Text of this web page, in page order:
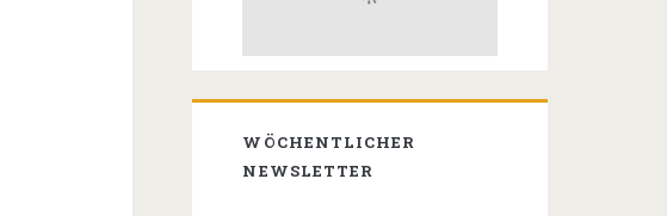
WÖCHENTLICHER
NEWSLETTER